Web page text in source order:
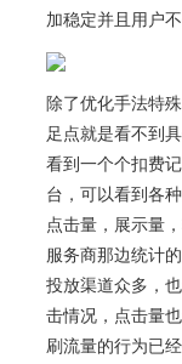
加稳定并且用户
除了优化手法特
足点就是看不到
看到一个个扣费
台，可以看到各
点击量，展示量
服务商那边统计
投放渠道众多，
击情况，点击量
刷流量的行为已